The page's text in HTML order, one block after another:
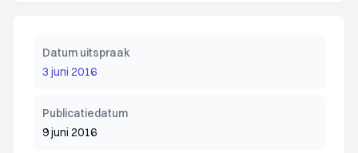
Datum uitspraak
3 juni 2016
Publicatiedatum
9 juni 2016